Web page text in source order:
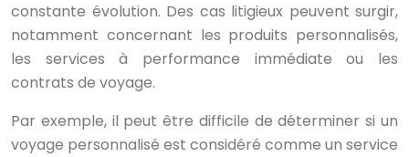
constante évolution. Des cas litigieux peuvent surgir,
notamment concernant les produits personnalisés,
les services à performance immédiate ou les
contrats de voyage.
Par exemple, il peut être difficile de déterminer si un
voyage personnalisé est considéré comme un service